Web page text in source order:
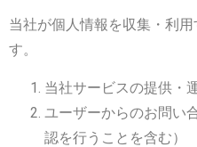
当社が個人情報を収集・利
す。
当社サービスの提供・
ユーザーからのお問い
認を行うことを含む）